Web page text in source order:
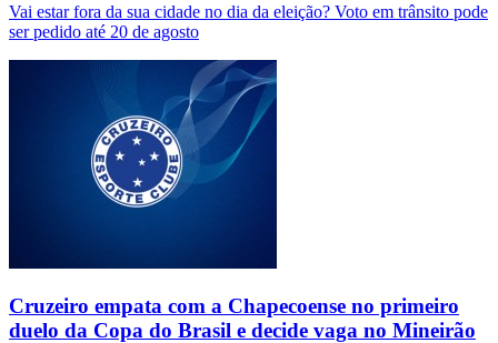
Vai estar fora da sua cidade no dia da eleição? Voto em trânsito pode
ser pedido até 20 de agosto
Cruzeiro empata com a Chapecoense no primeiro
duelo da Copa do Brasil e decide vaga no Mineirão